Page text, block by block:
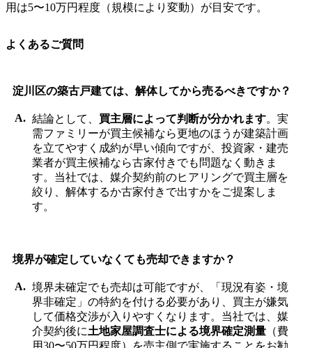
用は5〜10万円程度（規模により変動）が目安です。
よくあるご質問
淀川区の築古戸建ては、解体してから売るべきですか？
結論として、 買主層によって判断が分かれます。実
需ファミリーが買主候補なら更地のほうが建築計画
を立てやすく成約が早い傾向ですが、投資家・建売
業者が買主候補なら古家付きでも問題なく動きま
す。当社では、媒介契約前のヒアリングで買主層を
絞り、解体するか古家付きで出すかをご提案しま
す。
境界が確定していなくても売却できますか？
境界未確定でも売却は可能ですが、「現況有姿・境
界非確定」の特約を付ける必要があり、買主が嫌気
して価格交渉が入りやすくなります。当社では、媒
介契約後に土地家屋調査士による境界確定測量 （費
用30〜50万円程度）を売主側で実施することをお勧